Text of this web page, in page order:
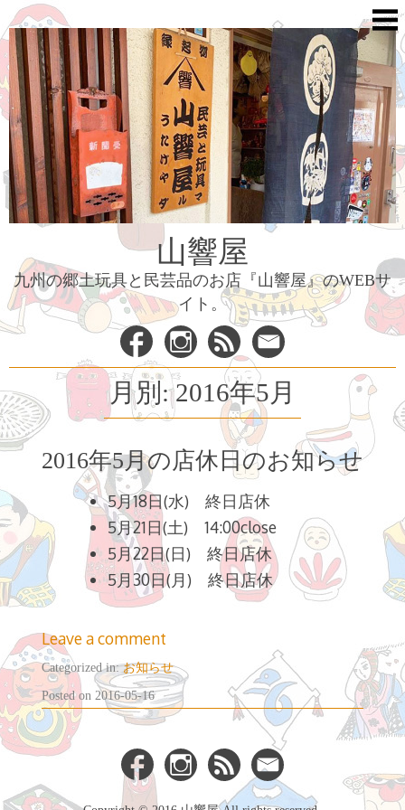
Skip
to
content
山響屋
九州の郷土玩具と民芸品のお店『山響屋』のWEBサ
イト。
月別: 2016年5月
2016年5月の店休日のお知らせ
5月18日(水) 終日店休
5月21日(土) 14:00close
5月22日(日) 終日店休
5月30日(月) 終日店休
Leave a comment
Categorized in:お知らせ
Posted on 2016-05-162016-
05-